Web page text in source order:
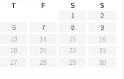
T F S
S
1
2
6 7 8
9
13 14 15
16
20 21 22
23
27 28 29
30